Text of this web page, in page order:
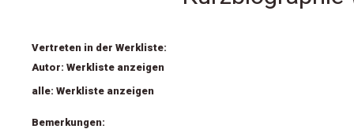
Vertreten in der Werkliste:
Autor: Werkliste anzeigen
alle: Werkliste anzeigen
Bemerkungen: